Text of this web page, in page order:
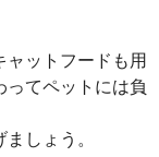
ットフードも用
ってペットには負
しょう。